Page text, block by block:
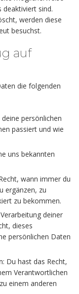
sind.
werden diese
besuchst.
auf
die folgenden
persönlichen
passiert und wie
uns bekannten
wann immer du
ergänzen, zu
zu bekommen.
deiner
dieses
persönlichen Daten
Du hast das Recht,
Verantwortlichen
einem anderen